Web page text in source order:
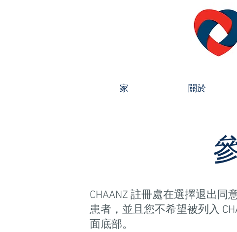
家 關於
CHAANZ 註冊處在選擇退出
患者，並且您不希望被列入
面底部。